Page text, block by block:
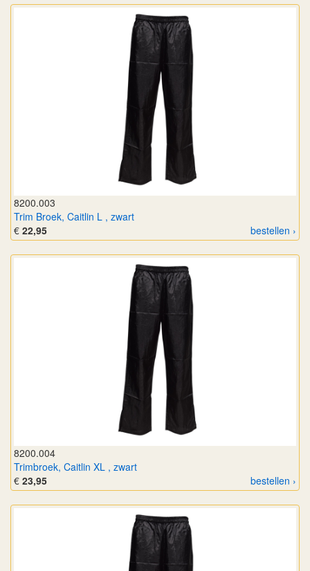
8200.003
Trim Broek, Caitlin L , zwart
bestellen ›
€ 22,95
8200.004
Trimbroek, Caitlin XL , zwart
bestellen ›
€ 23,95